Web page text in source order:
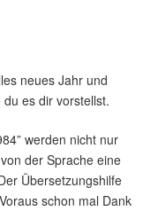
neues Jahr und
es dir vorstellst.
werden nicht nur
der Sprache eine
Übersetzungshilfe
schon mal Dank